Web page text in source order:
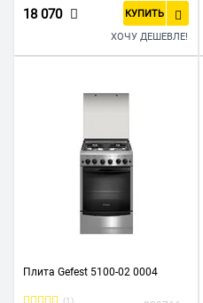
18 070 КУПИТЬ
ХОЧУ ДЕШЕВЛЕ!
Плита Gefest 5100-02 0004
(1)